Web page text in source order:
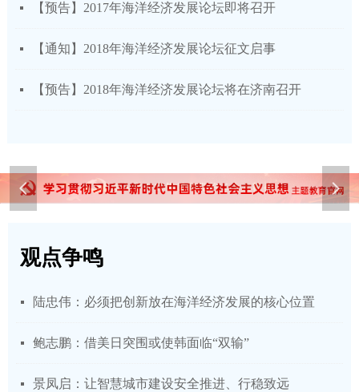
넷 【预告】2017年海洋经济发展论坛即将召开
넷 【通知】2018年海洋经济发展论坛征文启事
넷 【预告】2018年海洋经济发展论坛将在济南召开
넷 陆忠伟：必须把创新放在海洋经济发展的核心位置
넷 鲍志鹏：借美日突围或使韩面临“双输”
넷 景凤启：让智慧城市建设安全推进、行稳致远
观点争鸣
넳 넲